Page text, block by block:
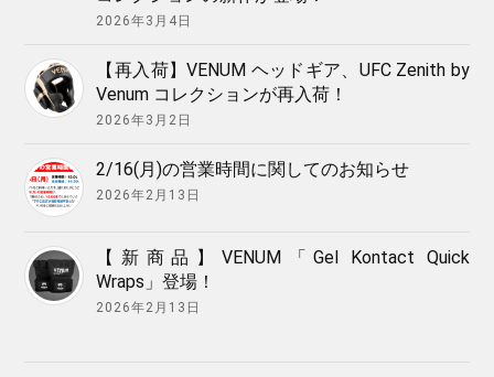
2026年3月4日
【再入荷】VENUM ヘッドギア、UFC Zenith by
Venum コレクションが再入荷！
2026年3月2日
2/16(月)の営業時間に関してのお知らせ
2026年2月13日
【新商品】VENUM「Gel Kontact Quick
Wraps」登場！
2026年2月13日